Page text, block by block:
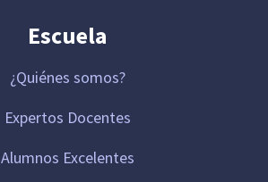
Escuela
¿Quiénes somos?
Expertos Docentes
Alumnos Excelentes